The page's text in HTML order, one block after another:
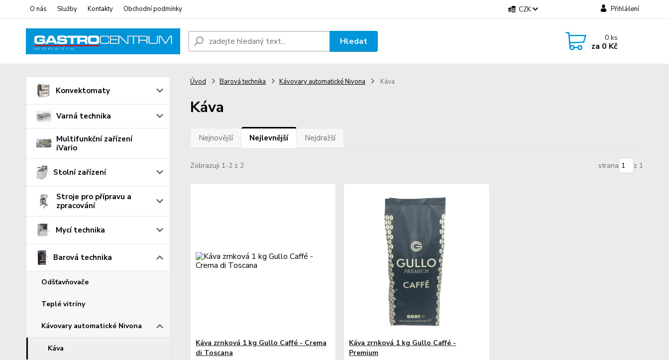
O nás Služby Kontakty Obchodní podmínky CZK Přihlášení
Hledat 0ks
za 0 Kč
Konvektomaty
Varná technika
Multifunkční zařízení
iVario
Stolní zařízení
Stroje pro přípravu a
zpracování
Mycí technika
Barová technika
Odšťavňovače
Teplé vitríny
Kávovary automatické Nivona
Káva
Úvod Barová technika Kávovary automatické Nivona Káva
Káva
Nejnovější Nejlevnější Nejdražší
Zobrazuji 1-2 z 2 strana z 1
Káva zrnková 1 kg Gullo Caffé - Crema
di Toscana
Káva zrnková 1 kg Gullo Caffé -
Premium